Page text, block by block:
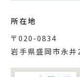
所在地
〒020-0834
岩手県盛岡市永